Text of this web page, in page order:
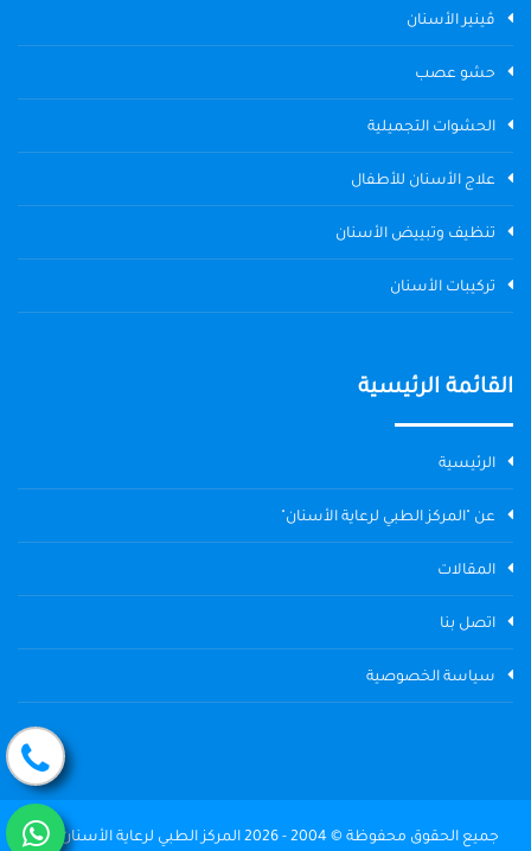
ڤينير الأسنان
حشو عصب
الحشوات التجميلية
علاج الأسنان للأطفال
تنظيف وتبييض الأسنان
تركيبات الأسنان
القائمة الرئيسية
الرئيسية
عن "المركز الطبي لرعاية الأسنان"
المقالات
اتصل بنا
سياسة الخصوصية
جميع الحقوق محفوظة © 2004 - 2026 المركز الطبي لرعاية الأسنان The